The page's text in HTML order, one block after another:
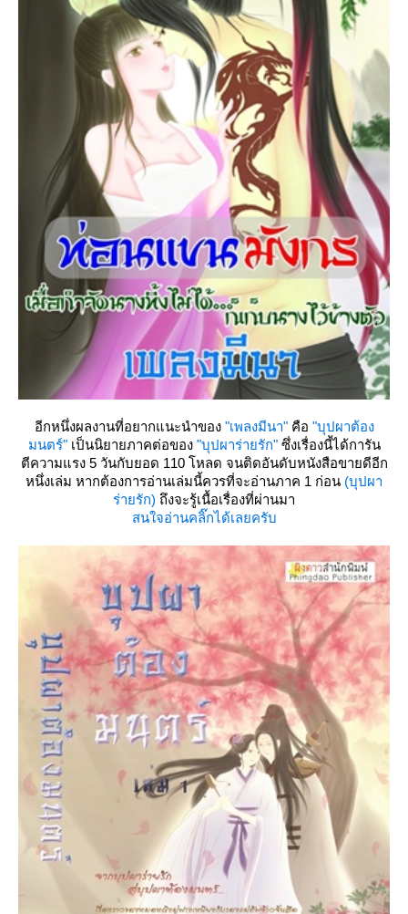
อีกหนึ่งผลงานที่อยากแนะนำของ "เพลงมีนา"คือ "บุปผาต้อง
มนตร์"เป็นนิยายภาคต่อของ "บุปผาร่ายรัก"ซึ่งเรื่องนี้ได้การัน
ตีความแรง 5 วันกับยอด 110 โหลด จนติดอันดับหนังสือขายดีอีก
หนึ่งเล่ม หากต้องการอ่านเล่มนี้ควรที่จะอ่านภาค 1 ก่อน (บุปผา
ร่ายรัก) ถึงจะรู้เนื้อเรื่องที่ผ่านมา
สนใจอ่านคลิ๊กได้เลยครับ